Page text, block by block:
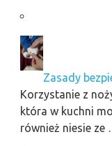
Zasady
Korzystanie z
która w kuchni
również niesie ze